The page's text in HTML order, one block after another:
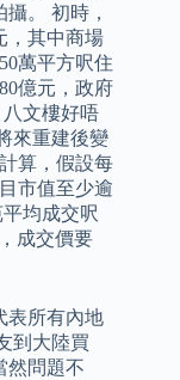
。 初時，
，其中商場
萬平方呎住
億元，政府
文樓好唔
來重建後變
算，假設每
市值至少逾
均成交呎
成交價要
表所有內地
到大陸買
然問題不